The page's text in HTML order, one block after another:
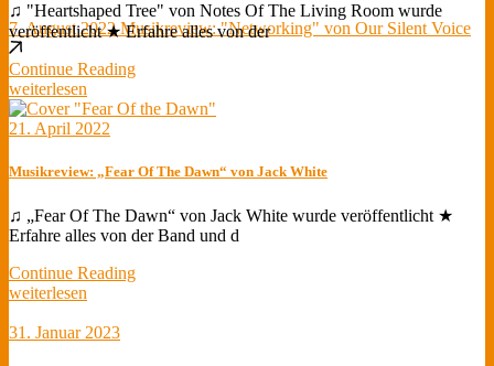
7. August 2022 Musikreview: "Networking" von Our Silent Voice
♫ "Heartshaped Tree" von Notes Of The Living Room wurde
veröffentlicht ★ Erfahre alles von der
Continue Reading
weiterlesen
21. April 2022
Musikreview: „Fear Of The Dawn“ von Jack White
♫ „Fear Of The Dawn“ von Jack White wurde veröffentlicht ★
Erfahre alles von der Band und d
Continue Reading
weiterlesen
31. Januar 2023